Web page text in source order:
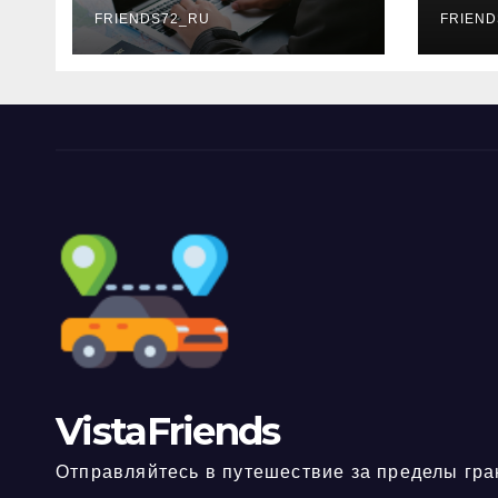
FRIENDS72_RU
VistaFriends
Отправляйтесь в путешествие за пределы